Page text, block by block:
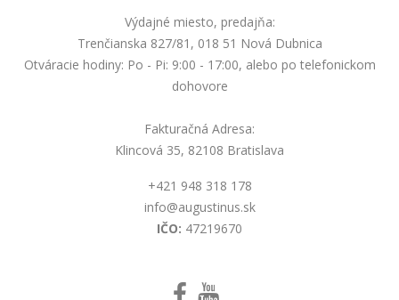
Výdajné miesto, predajňa:
Trenčianska 827/81, 018 51 Nová Dubnica
Otváracie hodiny: Po - Pi: 9:00 - 17:00, alebo po telefonickom
dohovore
Fakturačná Adresa:
Klincová 35, 82108 Bratislava
+421 948 318 178
info@augustinus.sk
IČO: 47219670